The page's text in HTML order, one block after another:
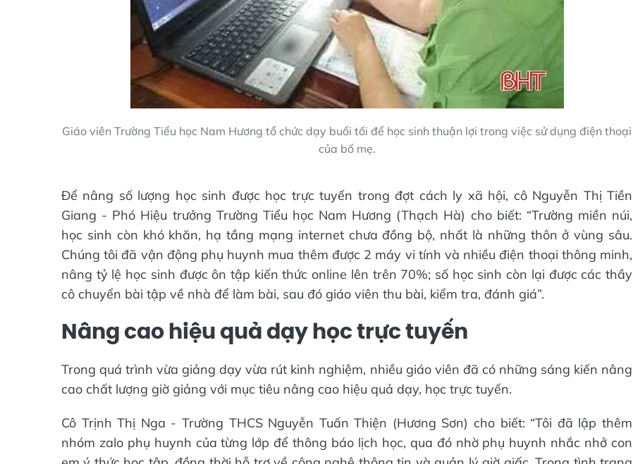
Giáo viên Trường Tiểu học Nam Hương tổ chức dạy buổi tối để học sinh thuận lợi trong việc sử dụng điện thoại
của bố mẹ.
Để nâng số lượng học sinh được học trực tuyến trong đợt cách ly xã hội, cô Nguyễn Thị Tiền
Giang - Phó Hiệu trưởng Trường Tiểu học Nam Hương (Thạch Hà) cho biết: “Trường miền núi,
học sinh còn khó khăn, hạ tầng mạng internet chưa đồng bộ, nhất là những thôn ở vùng sâu.
Chúng tôi đã vận động phụ huynh mua thêm được 2 máy vi tính và nhiều điện thoại thông minh,
nâng tỷ lệ học sinh được ôn tập kiến thức online lên trên 70%; số học sinh còn lại được các thầy
cô chuyển bài tập về nhà để làm bài, sau đó giáo viên thu bài, kiểm tra, đánh giá”.
Nâng cao hiệu quả dạy học trực tuyến
Trong quá trình vừa giảng dạy vừa rút kinh nghiệm, nhiều giáo viên đã có những sáng kiến nâng
cao chất lượng giờ giảng với mục tiêu nâng cao hiệu quả dạy, học trực tuyến.
Cô Trịnh Thị Nga - Trường THCS Nguyễn Tuấn Thiện (Hương Sơn) cho biết: “Tôi đã lập thêm
nhóm zalo phụ huynh của từng lớp để thông báo lịch học, qua đó nhờ phụ huynh nhắc nhở con